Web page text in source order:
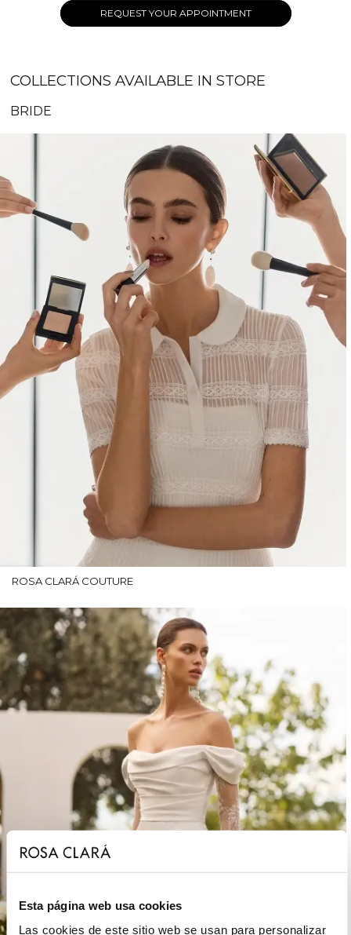
Esta página web usa cookies
Las cookies de este sitio web se usan para personalizar
REQUEST YOUR APPOINTMENT
COLLECTIONS AVAILABLE IN STORE
BRIDE
ROSA CLARÁ COUTURE